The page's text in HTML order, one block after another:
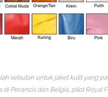
sebutan untuk jaket kulit yang
Perancis dan Belgia, pilot Royal